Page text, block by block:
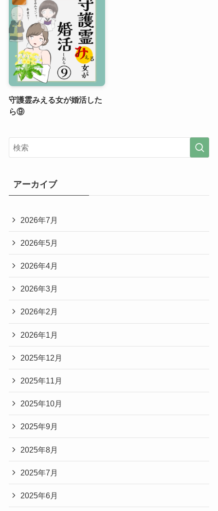
守護霊みえる女が婚活した
ら⑨
アーカイブ
2026年7月
2026年5月
2026年4月
2026年3月
2026年2月
2026年1月
2025年12月
2025年11月
2025年10月
2025年9月
2025年8月
2025年7月
2025年6月